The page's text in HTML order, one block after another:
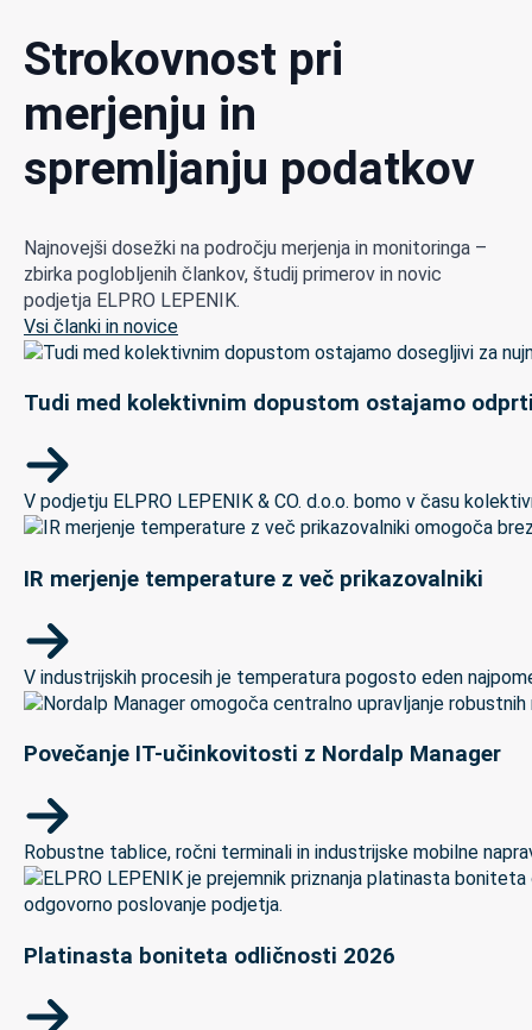
Strokovnost pri
merjenju in
spremljanju podatkov
Najnovejši dosežki na področju merjenja in monitoringa –
zbirka poglobljenih člankov, študij primerov in novic
podjetja ELPRO LEPENIK.
Vsi članki in novice
Tudi med kolektivnim dopustom ostajamo
V podjetju ELPRO LEPENIK & CO. d.o.o. bomo v času
IR merjenje temperature z več prikazovalniki
V industrijskih procesih je temperatura pogosto eden
Povečanje IT-učinkovitosti z Nordalp Manager
Robustne tablice, ročni terminali in industrijske mobilne
Platinasta boniteta odličnosti 2026